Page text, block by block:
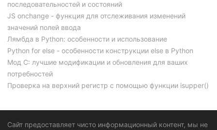
последовательностей и состояний
JS onchange - функция для отслеживания изменений
значений полей ввода
Лямбда в Python: особенности и использование
Python for else - особенности конструкции else в Python
Мод C: лучшие модификации и обновления для ваших
потребностей
Проверка на верхний регистр с помощью функции isupper()
Сайт предоставляет чисто информационный контент, мы не